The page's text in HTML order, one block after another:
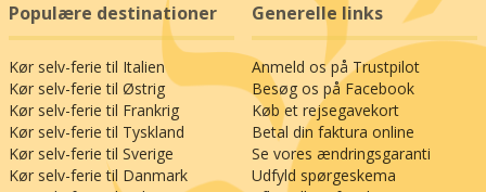
Populære destinationer
Kør selv-ferie til Italien
Kør selv-ferie til Østrig
Kør selv-ferie til Frankrig
Kør selv-ferie til Tyskland
Kør selv-ferie til Sverige
Kør selv-ferie til Danmark
Generelle links
Anmeld os på Trustpilot
Besøg os på Facebook
Køb et rejsegavekort
Betal din faktura online
Se vores ændringsgaranti
Udfyld spørgeskema